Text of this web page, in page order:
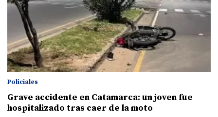
Policiales
Grave accidente en Catamarca: un joven fue
hospitalizado tras caer de la moto